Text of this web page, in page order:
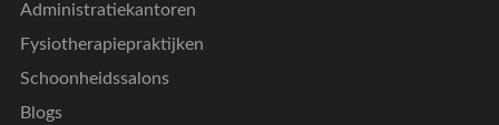
Administratiekantoren
Fysiotherapiepraktijken
Schoonheidssalons
Blogs